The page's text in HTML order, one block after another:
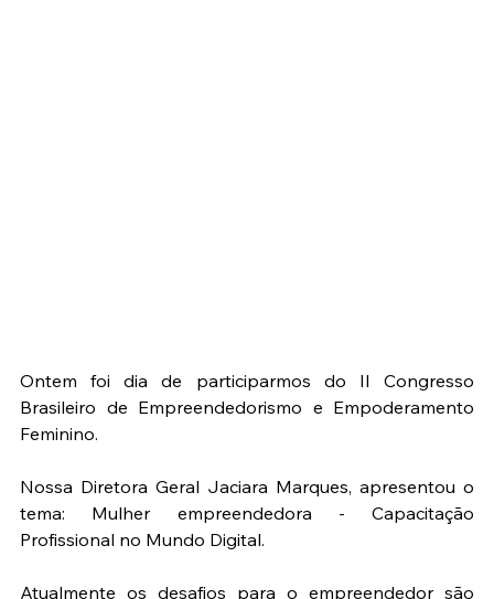
Ontem foi dia de participarmos do II Congresso
Brasileiro de Empreendedorismo e Empoderamento
Feminino.
Nossa Diretora Geral Jaciara Marques, apresentou o
tema: Mulher empreendedora - Capacitação
Profissional no Mundo Digital.
Atualmente os desafios para o empreendedor são